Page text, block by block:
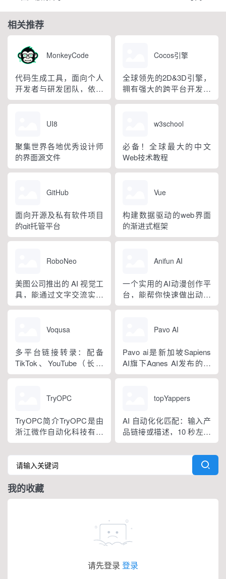
相关推荐
MonkeyCode
代码生成工具，面向个人
开发者与研发团队，依托
多模型兼容、规范管控、
智能化开发。
Cocos引擎
全球领先的2D&3D引擎，
拥有强大的跨平台开发能
力
UI8
聚集世界各地优秀设计师
的界面源文件
w3school
必备！全球最大的中文
Web技术教程
GitHub
面向开源及私有软件项目
的git托管平台
Vue
构建数据驱动的web界面
的渐进式框架
RoboNeo
美图公司推出的 AI 视觉工
具，能通过文字交流实现
修图、设计、视频处理
具”智能体。
Anifun AI
一个实用的AI动漫创作平
台，能帮你快速做出动漫
图、漫画和视频。它提供
生成器、在线漫画制作器
Voqusa
多平台链接转录：配备
TikTok、YouTube（长视
频和 Shorts）、
IGTV）、Facebook、X、
个平台，直接粘贴公开链
接就能处理。
Pavo AI
Pavo ai是新加坡Sapiens
AI旗下Agnes AI发布的免
费AI短剧创造平台，它把
包进一个工作流。解决AI
素材、成片"各自为政的问
题，让创造者能从一句话
创意直接跑到完整短剧。
TryOPC
TryOPC简介TryOPC是由
浙江微作自动化科技有限
公司运营，一家面向“一人
公司”（OPC）创业者的ai
社区平台，TryOPC核心服
务个人开发者、小微经营
主体，配备AI模型平台和
创业资源对接服务。
topYappers
AI 自动化化匹配：输入产
品链接或描述，10 秒左右
出结果。AI 会综合考量产
品契合度、受众重叠、推
广历史、互动质量等因
素，把最可能带货的创造
我的收藏
请先登录 登录